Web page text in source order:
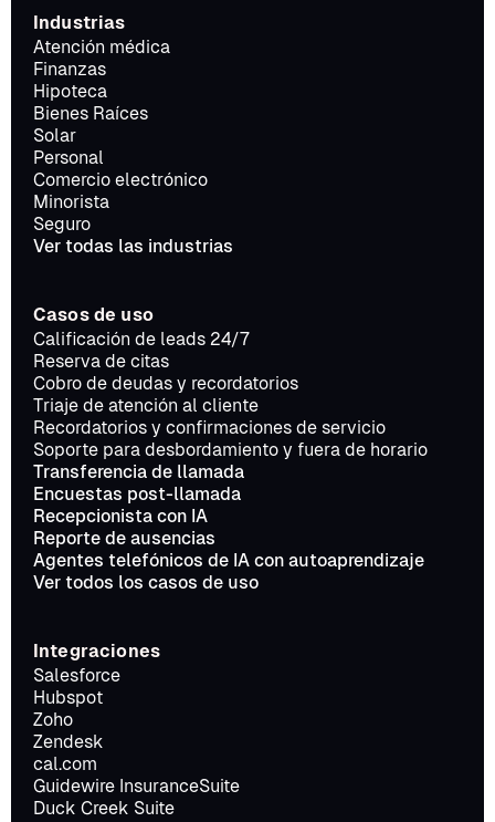
Industrias
Atención médica
Finanzas
Hipoteca
Bienes Raíces
Solar
Personal
Comercio electrónico
Minorista
Seguro
Ver todas las industrias
Casos de uso
Calificación de leads 24/7
Reserva de citas
Cobro de deudas y recordatorios
Triaje de atención al cliente
Recordatorios y confirmaciones de servicio
Soporte para desbordamiento y fuera de horario
Transferencia de llamada
Encuestas post-llamada
Recepcionista con IA
Reporte de ausencias
Agentes telefónicos de IA con autoaprendizaje
Ver todos los casos de uso
Integraciones
Salesforce
Hubspot
Zoho
Zendesk
cal.com
Guidewire InsuranceSuite
Duck Creek Suite